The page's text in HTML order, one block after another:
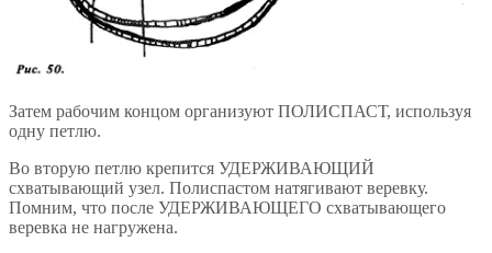
Затем рабочим концом организуют ПОЛИСПАСТ, используя
одну петлю.
Во вторую петлю крепится УДЕРЖИВАЮЩИЙ
схватывающий узел. Полиспастом натягивают веревку.
Помним, что после УДЕРЖИВАЮЩЕГО схватывающего
веревка не нагружена.